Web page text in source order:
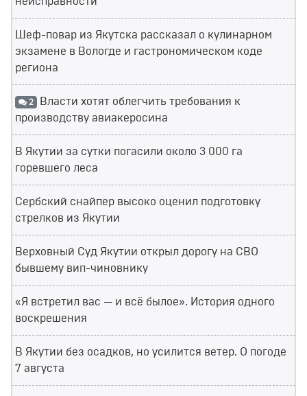
Шеф-повар из Якутска рассказал о кулинарном
экзамене в Вологде и гастрономическом коде
региона
2 Власти хотят облегчить требования к
производству авиакеросина
В Якутии за сутки погасили около 3 000 га
горевшего леса
Сербский снайпер высоко оценил подготовку
стрелков из Якутии
Верховный Суд Якутии открыл дорогу на СВО
бывшему вип-чиновнику
«Я встретил вас — и всё былое». История одного
воскрешения
В Якутии без осадков, но усилится ветер. О погоде
7 августа